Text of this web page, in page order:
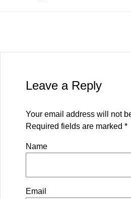
Leave a Reply
Your email address will not
Required fields are marked *
Name
Email